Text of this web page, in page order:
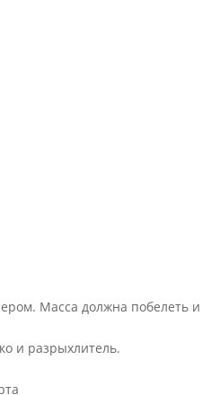
Масса должна побелеть и
и разрыхлитель.